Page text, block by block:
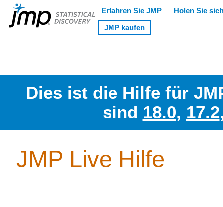
Dies ist die Hilfe für
sind 18.0, 17.2
JMP Live Hilfe